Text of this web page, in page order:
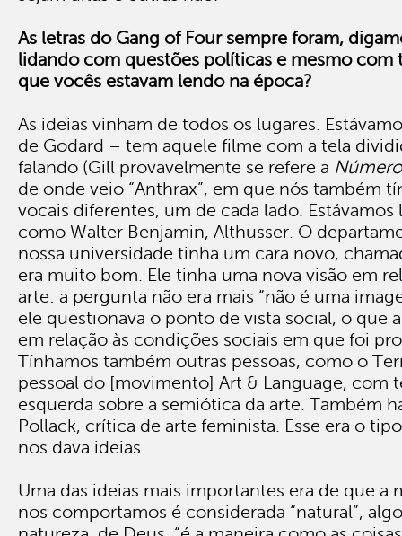
As letras do Gang of Four sempre foram,
lidando com questões políticas e mesmo com
que vocês estavam lendo na época?
As ideias vinham de todos os lugares.
de Godard – tem aquele filme com a tela
falando (Gill provavelmente se refere a
de onde veio “Anthrax”, em que nós também
vocais diferentes, um de cada lado.
como Walter Benjamin, Althusser. O
nossa universidade tinha um cara novo,
era muito bom. Ele tinha uma nova visão em
arte: a pergunta não era mais “não é uma
ele questionava o ponto de vista social, o que
em relação às condições sociais em que foi
Tínhamos também outras pessoas, como o
pessoal do [movimento] Art & Language, com
esquerda sobre a semiótica da arte. Também
Pollack, crítica de arte feminista. Esse era o
nos dava ideias.
Uma das ideias mais importantes era de que a
nos comportamos é considerada “natural”,